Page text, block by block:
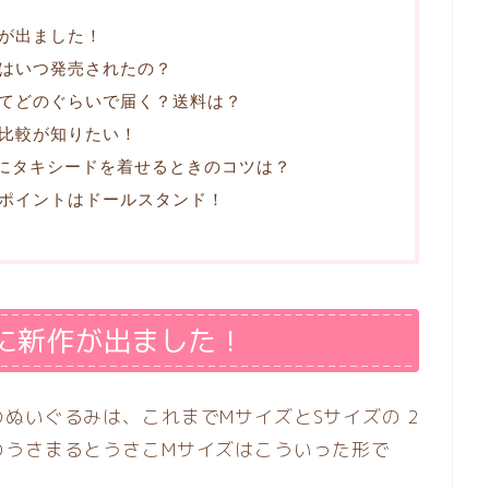
出ました！
いつ発売されたの？
どのぐらいで届く？送料は？
較が知りたい！
タキシードを着せるときのコツは？
イントはドールスタンド！
作が出ました！
いぐるみは、これまでMサイズとSサイズの 2
さまるとうさこMサイズはこういった形で